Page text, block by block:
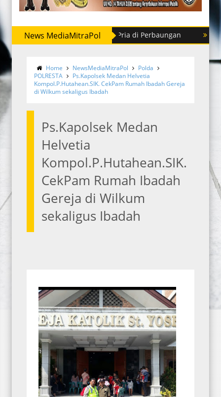
News MediaMitraPol
Sergai Tangkap Dua Pria di Perbaungan Sempat
Home NewsMediaMitraPol
Polda
POLRESTA
Ps.Kapolsek Medan Helvetia
Kompol.P.Hutahean.SIK. CekPam Rumah Ibadah Gereja
di Wilkum sekaligus Ibadah
Ps.Kapolsek Medan
Helvetia
Kompol.P.Hutahean.SIK.
CekPam Rumah Ibadah
Gereja di Wilkum
sekaligus Ibadah